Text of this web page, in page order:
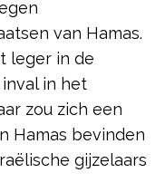
van Hamas.
leger in de
in het
zou zich een
Hamas bevinden
gijzelaars